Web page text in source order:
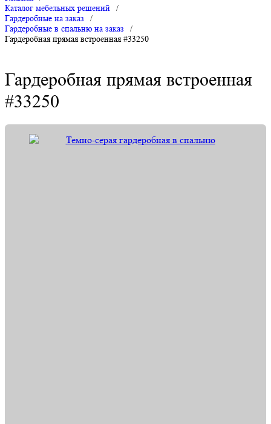
Каталог мебельных решений
/
Гардеробные на заказ
/
Гардеробные в спальню на заказ
/
Гардеробная прямая встроенная #33250
Гардеробная прямая встроенная
#33250